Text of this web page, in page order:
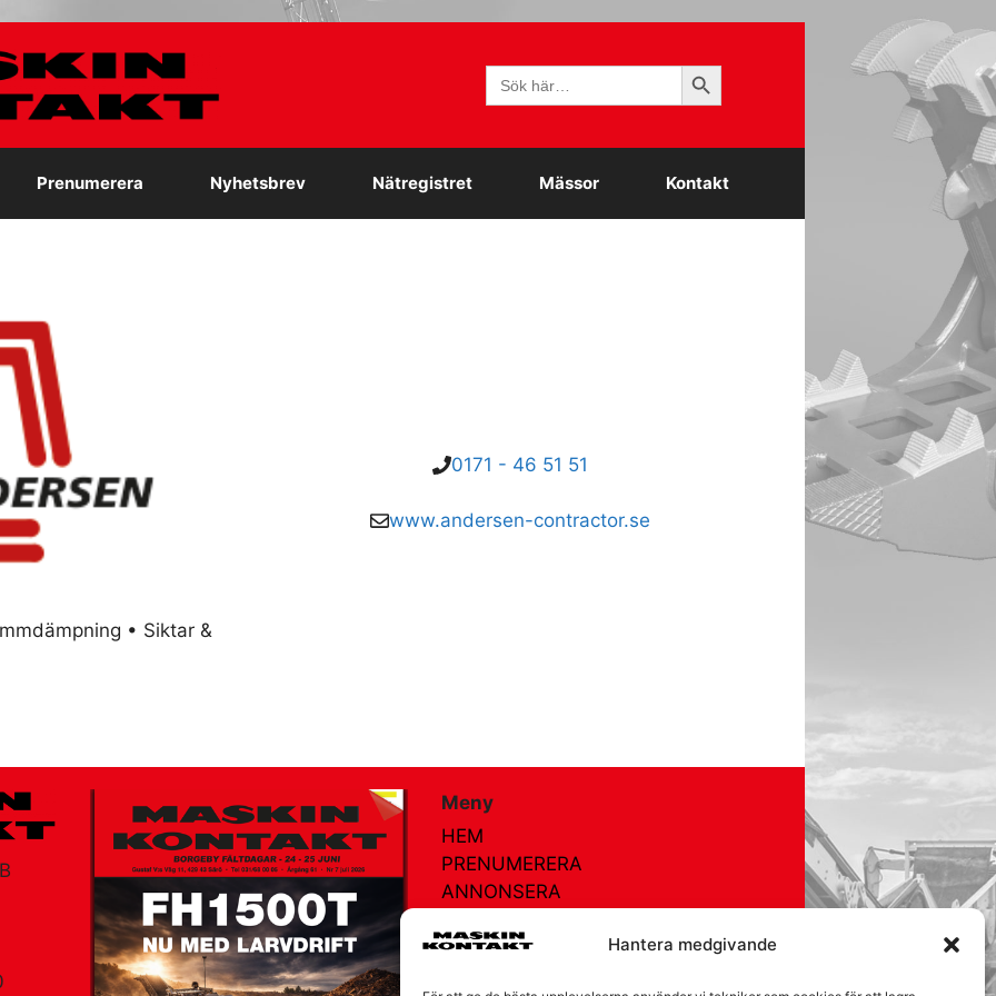
Hantera medgivande
Sök
efter:
Sökknapp
Prenumerera Nyhetsbrev Nätregistret Mässor Kontakt
• Siktar &
0171 - 46 51 51
www.andersen-contractor.se
Meny
HEM
PRENUMERERA
ANNONSERA
MÄSSOR